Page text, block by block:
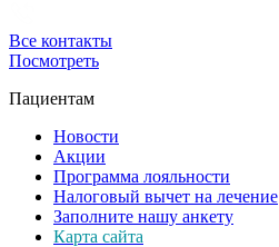
Все контакты
Посмотреть
Пациентам
Новости
Акции
Программа лояльности
Налоговый вычет на лечение
Заполните нашу анкету
Карта сайта